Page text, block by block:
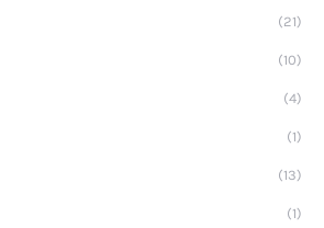
(21)
(10)
(4)
(1)
(13)
(1)